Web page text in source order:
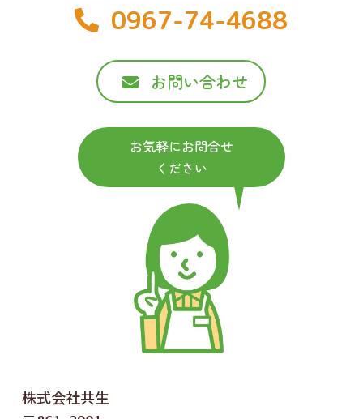
株式会社共生
0967-74-4688
お問い合わせ
お気軽にお問合せ
ください